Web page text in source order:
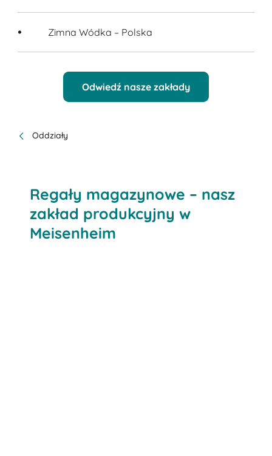
Zimna Wódka – Polska
Odwiedź nasze zakłady
Oddziały
Regały magazynowe – nasz
zakład produkcyjny w
Meisenheim